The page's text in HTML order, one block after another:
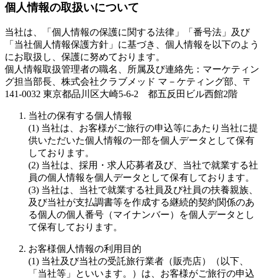
個人情報の取扱いについて
当社は、「個人情報の保護に関する法律」「番号法」及び
「当社個人情報保護方針」に基づき、個人情報を以下のよう
にお取扱し、保護に努めております。
個人情報取扱管理者の職名、所属及び連絡先：マーケティン
グ担当部長、株式会社クラブメッド マ－ケティング部、〒
141-0032 東京都品川区大崎5-6-2 都五反田ビル西館2階
当社の保有する個人情報
(1) 当社は、お客様がご旅行の申込等にあたり当社に提
供いただいた個人情報の一部を個人データとして保有
しております。
(2) 当社は、採用・求人応募者及び、当社で就業する社
員の個人情報を個人データとして保有しております。
(3) 当社は、当社で就業する社員及び社員の扶養親族、
及び当社が支払調書等を作成する継続的契約関係のあ
る個人の個人番号（マイナンバー）を個人データとし
て保有しております。
お客様個人情報の利用目的
(1) 当社及び当社の受託旅行業者（販売店）（以下、
「当社等」といいます。）は、お客様がご旅行の申込